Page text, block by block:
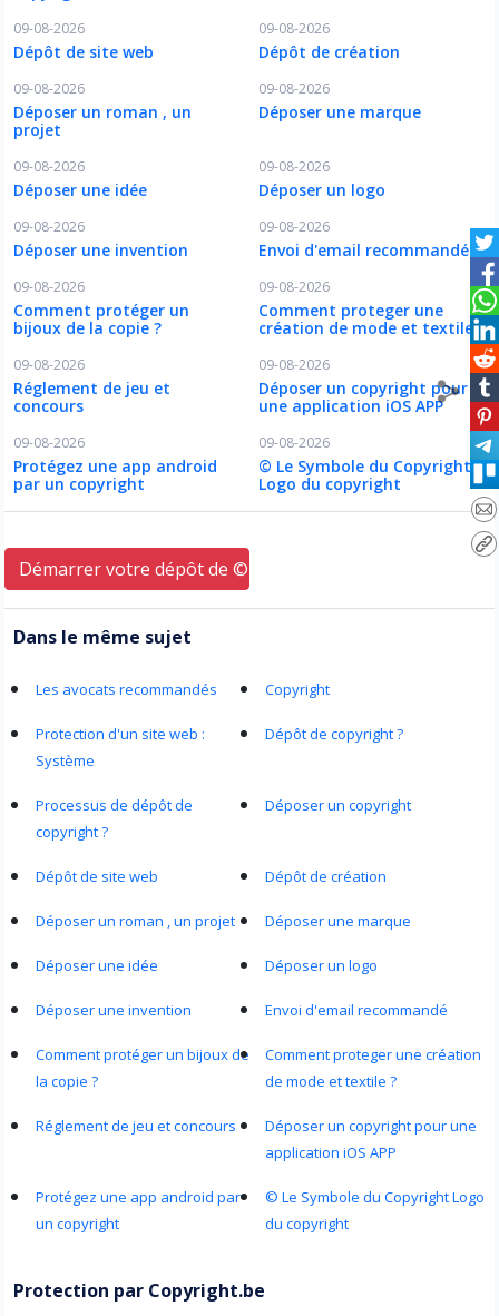
09-08-2026
Dépôt de site web
09-08-2026
Dépôt de création
09-08-2026
Déposer un roman , un
projet
09-08-2026
Déposer une marque
09-08-2026
Déposer une idée
09-08-2026
Déposer un logo
09-08-2026
Déposer une invention
09-08-2026
Envoi d'email recommandé
09-08-2026
Comment protéger un
bijoux de la copie ?
09-08-2026
Comment proteger une
création de mode et textile ?
09-08-2026
Réglement de jeu et
concours
09-08-2026
Déposer un copyright pour
une application iOS APP
09-08-2026
Protégez une app android
par un copyright
09-08-2026
© Le Symbole du Copyright
Logo du copyright
Démarrer votre dépôt de © ici
Dans le même sujet
Les avocats recommandés Copyright
Protection d'un site web :
Système
Dépôt de copyright ?
Processus de dépôt de
copyright ?
Déposer un copyright
Dépôt de site web Dépôt de création
Déposer un roman , un projet Déposer une marque
Déposer une idée Déposer un logo
Déposer une invention Envoi d'email recommandé
Comment protéger un bijoux de
la copie ?
Comment proteger une création
de mode et textile ?
Réglement de jeu et concours
Déposer un copyright pour une
application iOS APP
Protégez une app android par
un copyright
© Le Symbole du Copyright Logo
du copyright
Protection par Copyright.be